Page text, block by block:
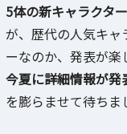
5体の新キャラクタ
が、歴代の人気キャ
ーなのか、発表が楽
今夏に詳細情報が発
を膨らませて待ちま